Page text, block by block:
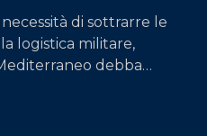
di sottrarre le
logistica militare,
debba
di Cetraro,